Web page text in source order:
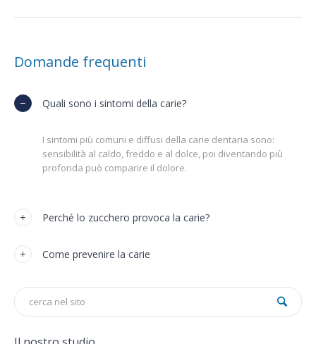
Domande frequenti
Quali sono i sintomi della carie?
I sintomi più comuni e diffusi della carie dentaria sono:
sensibilità al caldo, freddo e al dolce, poi diventando più
profonda può comparire il dolore.
Perché lo zucchero provoca la carie?
Come prevenire la carie